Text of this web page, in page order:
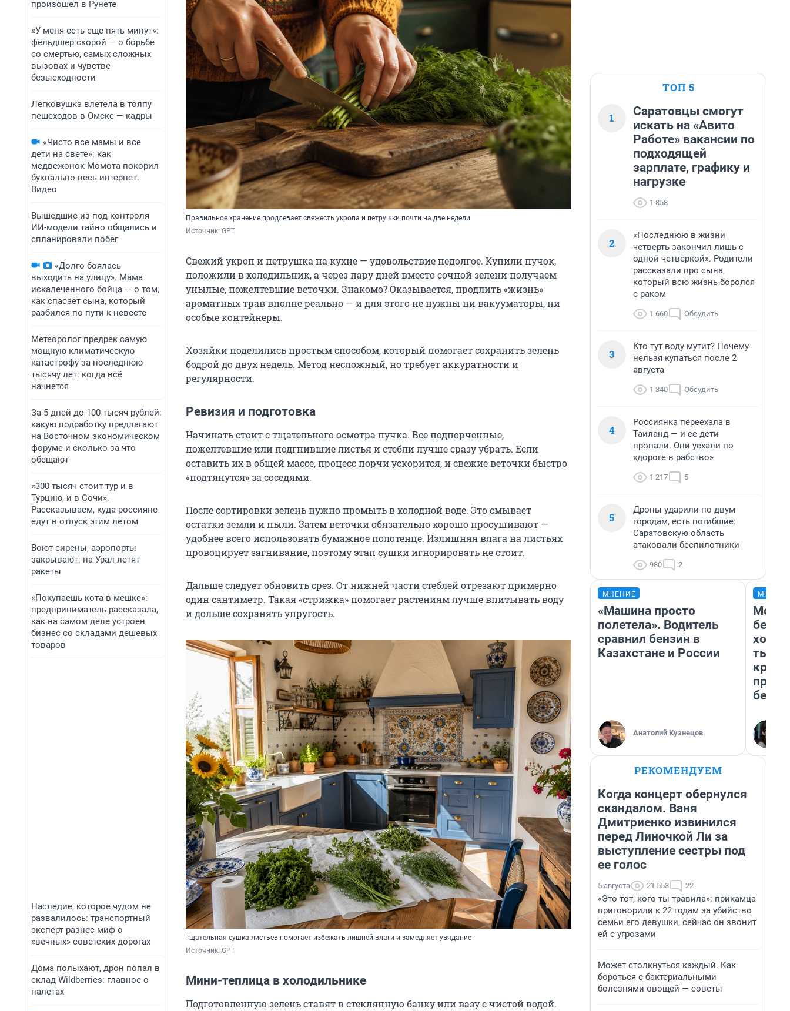
произошел в Рунете
«У меня есть еще пять минут»:
фельдшер скорой — о борьбе
со смертью, самых сложных
вызовах и чувстве
безысходности
Легковушка влетела в толпу
пешеходов в Омске — кадры
«Чисто все мамы и все
дети на свете»: как
медвежонок Момота покорил
буквально весь интернет.
Видео
Вышедшие из-под контроля
ИИ-модели тайно общались и
спланировали побег
«Долго боялась
выходить на улицу». Мама
искалеченного бойца — о том,
как спасает сына, который
разбился по пути к невесте
Метеоролог предрек самую
мощную климатическую
катастрофу за последнюю
тысячу лет: когда всё
начнется
За 5 дней до 100 тысяч рублей:
какую подработку предлагают
на Восточном экономическом
форуме и сколько за что
обещают
«300 тысяч стоит тур и в
Турцию, и в Сочи».
Рассказываем, куда россияне
едут в отпуск этим летом
Воют сирены, аэропорты
закрывают: на Урал летят
ракеты
«Покупаешь кота в мешке»:
предприниматель рассказала,
как на самом деле устроен
бизнес со складами дешевых
товаров
Наследие, которое чудом не
развалилось: транспортный
эксперт разнес миф о
«вечных» советских дорогах
Дома полыхают, дрон попал в
склад Wildberries: главное о
налетах
Правильное хранение продлевает свежесть укропа и петрушки почти на две недели
Источник: GPT
Свежий укроп и петрушка на кухне — удовольствие недолгое. Купили пучок,
положили в холодильник, а через пару дней вместо сочной зелени получаем
унылые, пожелтевшие веточки. Знакомо? Оказывается, продлить «жизнь»
ароматных трав вполне реально — и для этого не нужны ни вакууматоры, ни
особые контейнеры.
Хозяйки поделились простым способом, который помогает сохранить зелень
бодрой до двух недель. Метод несложный, но требует аккуратности и
регулярности.
Ревизия и подготовка
Начинать стоит с тщательного осмотра пучка. Все подпорченные,
пожелтевшие или подгнившие листья и стебли лучше сразу убрать. Если
оставить их в общей массе, процесс порчи ускорится, и свежие веточки быстро
«подтянутся» за соседями.
После сортировки зелень нужно промыть в холодной воде. Это смывает
остатки земли и пыли. Затем веточки обязательно хорошо просушивают —
удобнее всего использовать бумажное полотенце. Излишняя влага на листьях
провоцирует загнивание, поэтому этап сушки игнорировать не стоит.
Дальше следует обновить срез. От нижней части стеблей отрезают примерно
один сантиметр. Такая «стрижка» помогает растениям лучше впитывать воду
и дольше сохранять упругость.
Тщательная сушка листьев помогает избежать лишней влаги и замедляет увядание
Источник: GPT
Мини-теплица в холодильнике
Подготовленную зелень ставят в стеклянную банку или вазу с чистой водой.
ТОП 5
1
Саратовцы смогут
искать на «Авито
Работе» вакансии по
подходящей
зарплате, графику и
нагрузке
1 858
2
«Последнюю в жизни
четверть закончил лишь с
одной четверкой». Родители
рассказали про сына,
который всю жизнь боролся
с раком
1 660 Обсудить
3
Кто тут воду мутит? Почему
нельзя купаться после 2
августа
1 340 Обсудить
4
Россиянка переехала в
Таиланд — и ее дети
пропали. Они уехали по
«дороге в рабство»
1 217 5
5
Дроны ударили по двум
городам, есть погибшие:
Саратовскую область
атаковали беспилотники
980 2
МНЕНИЕ
«Машина просто
полетела». Водитель
сравнил бензин в
Казахстане и России
Анатолий Кузнецов
Мой
РЕКОМЕНДУЕМ
Когда концерт обернулся
скандалом. Ваня
Дмитриенко извинился
перед Линочкой Ли за
выступление сестры под
ее голос
5 августа 21 553 22
«Это тот, кого ты травила»: прикамца
приговорили к 22 годам за убийство
семьи его девушки, сейчас он звонит
ей с угрозами
Может столкнуться каждый. Как
бороться с бактериальными
болезнями овощей — советы